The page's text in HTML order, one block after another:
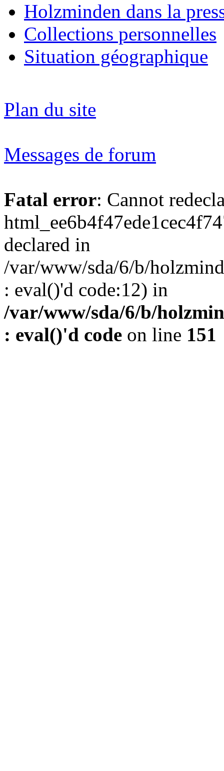
Holzminden dans la
Collections personnelles
Situation géographique
Plan du site
Messages de forum
Fatal error: Cannot
declared in
/var/www/sda/6/b/
: eval()'d code:12) in
/var/www/sda/6/b/
: eval()'d code on line 151